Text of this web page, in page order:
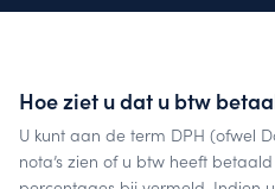
Hoe ziet u dat u btw
U kunt aan de term DPH (ofwel
nota’s zien of u btw heeft